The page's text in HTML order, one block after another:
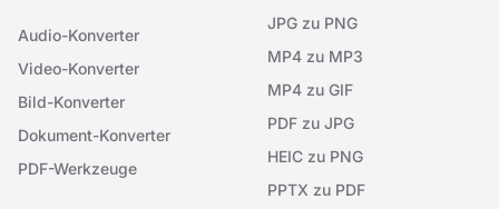
Audio-Konverter
Video-Konverter
Bild-Konverter
Dokument-Konverter
PDF-Werkzeuge
JPG zu PNG
MP4 zu MP3
MP4 zu GIF
PDF zu JPG
HEIC zu PNG
PPTX zu PDF